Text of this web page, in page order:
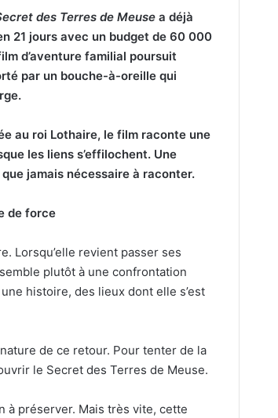
des Terres de Meuse a déjà
21 jours avec un budget de 60 000
d’aventure familial poursuit
par un bouche-à-oreille qui
au roi Lothaire, le film raconte une
les liens s’effilochent. Une
jamais nécessaire à raconter.
de force
Lorsqu’elle revient passer ses
plutôt à une confrontation
histoire, des lieux dont elle s’est
de ce retour. Pour tenter de la
le Secret des Terres de Meuse.
à préserver. Mais très vite, cette